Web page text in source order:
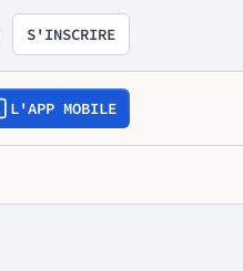
S'INSCRIRE
L'APP MOBILE